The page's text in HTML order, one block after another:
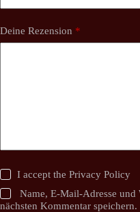
Deine Rezension *
I accept thePrivacy Policy
Name, E-Mail-Adresse und
nächsten Kommentar speichern.